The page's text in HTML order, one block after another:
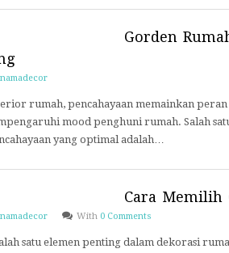
Gorden
rumah, pencahayaan memainkan
mood penghuni rumah. Salah
yang optimal adalah…
Cara Memilih
With 0 Comments
satu elemen penting dalam dekorasi